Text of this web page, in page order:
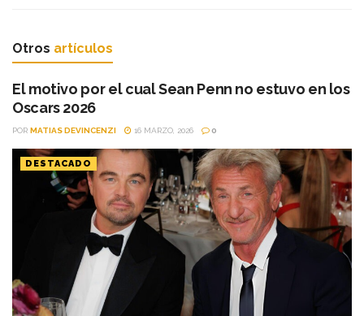
Otros artículos
El motivo por el cual Sean Penn no estuvo en los
Oscars 2026
POR MATIAS DEVINCENZI 16 MARZO, 2026 0
DESTACADO